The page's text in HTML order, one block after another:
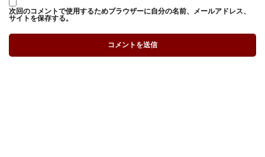
次回のコメントで使用するためブラウザーに自分の名前、メールアドレス、
サイトを保存する。